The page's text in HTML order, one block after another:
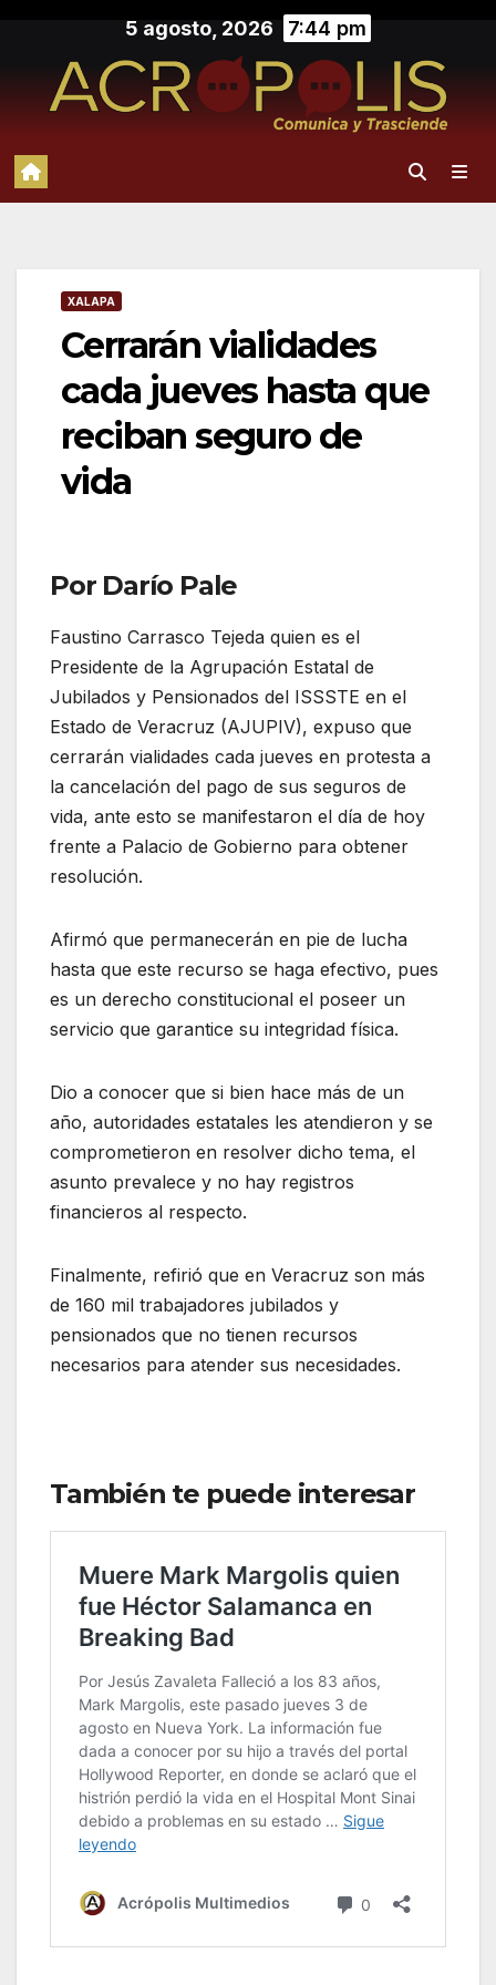
contenido
5 agosto, 2026 7:44 pm
XALAPA
Cerrarán vialidades
cada jueves hasta que
reciban seguro de
vida
Por Darío Pale
Faustino Carrasco Tejeda quien es el
Presidente de la Agrupación Estatal de
Jubilados y Pensionados del ISSSTE en el
Estado de Veracruz (AJUPIV), expuso que
cerrarán vialidades cada jueves en protesta a
la cancelación del pago de sus seguros de
vida, ante esto se manifestaron el día de hoy
frente a Palacio de Gobierno para obtener
resolución.
Afirmó que permanecerán en pie de lucha
hasta que este recurso se haga efectivo, pues
es un derecho constitucional el poseer un
servicio que garantice su integridad física.
Dio a conocer que si bien hace más de un
año, autoridades estatales les atendieron y se
comprometieron en resolver dicho tema, el
asunto prevalece y no hay registros
financieros al respecto.
Finalmente, refirió que en Veracruz son más
de 160 mil trabajadores jubilados y
pensionados que no tienen recursos
necesarios para atender sus necesidades.
También te puede interesar